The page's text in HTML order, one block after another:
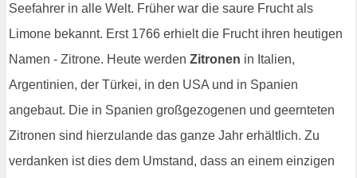
Seefahrer in alle Welt. Früher war die saure Frucht als
Limone bekannt. Erst 1766 erhielt die Frucht ihren heutigen
Namen - Zitrone. Heute werden Zitronen in Italien,
Argentinien, der Türkei, in den USA und in Spanien
angebaut. Die in Spanien großgezogenen und geernteten
Zitronen sind hierzulande das ganze Jahr erhältlich. Zu
verdanken ist dies dem Umstand, dass an einem einzigen